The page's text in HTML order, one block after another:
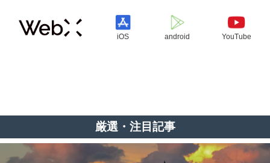
iOS android YouTube
厳選・注目記事